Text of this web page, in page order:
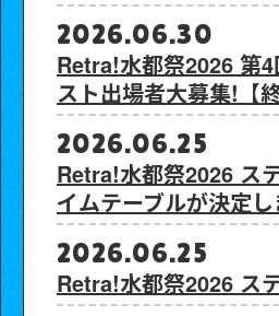
2026.06.30
Retra!水都祭2026 第
スト出場者大募集!【
2026.06.25
Retra!水都祭2026 ス
イムテーブルが決定
2026.06.25
Retra!水都祭2026 ス